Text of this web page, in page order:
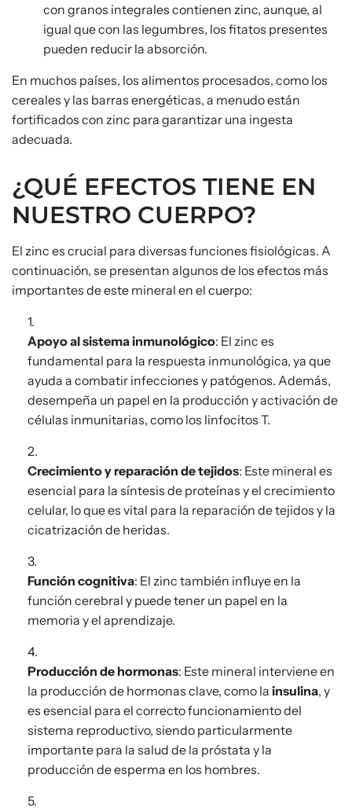
con granos integrales contienen zinc, aunque, al
igual que con las legumbres, los fitatos presentes
pueden reducir la absorción.
En muchos países, los alimentos procesados, como los
cereales y las barras energéticas, a menudo están
fortificados con zinc para garantizar una ingesta
adecuada.
¿QUÉ EFECTOS TIENE EN
NUESTRO CUERPO?
El zinc es crucial para diversas funciones fisiológicas. A
continuación, se presentan algunos de los efectos más
importantes de este mineral en el cuerpo:
Apoyo al sistema inmunológico: El zinc es
fundamental para la respuesta inmunológica, ya que
ayuda a combatir infecciones y patógenos. Además,
desempeña un papel en la producción y activación de
células inmunitarias, como los linfocitos T.
Crecimiento y reparación de tejidos: Este mineral es
esencial para la síntesis de proteínas y el crecimiento
celular, lo que es vital para la reparación de tejidos y la
cicatrización de heridas.
Función cognitiva: El zinc también influye en la
función cerebral y puede tener un papel en la
memoria y el aprendizaje.
Producción de hormonas: Este mineral interviene en
la producción de hormonas clave, como la insulina, y
es esencial para el correcto funcionamiento del
sistema reproductivo, siendo particularmente
importante para la salud de la próstata y la
producción de esperma en los hombres.